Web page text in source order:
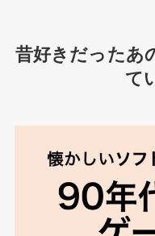
昔好きだったあ
て